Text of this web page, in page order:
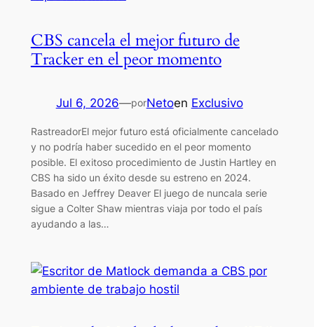
CBS cancela el mejor futuro de
Tracker en el peor momento
Jul 6, 2026—porNetoen Exclusivo
RastreadorEl mejor futuro está oficialmente cancelado
y no podría haber sucedido en el peor momento
posible. El exitoso procedimiento de Justin Hartley en
CBS ha sido un éxito desde su estreno en 2024.
Basado en Jeffrey Deaver El juego de nuncala serie
sigue a Colter Shaw mientras viaja por todo el país
ayudando a las…